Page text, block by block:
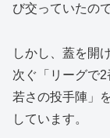
び交っていたので
しかし、蓋を開
次ぐ「リーグで
若さの投手陣」
しています。